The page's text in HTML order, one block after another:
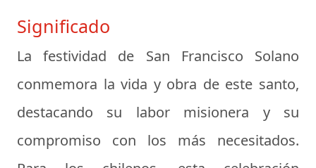
Significado
La festividad de San Francisco Solano
conmemora la vida y obra de este santo,
destacando su labor misionera y su
compromiso con los más necesitados.